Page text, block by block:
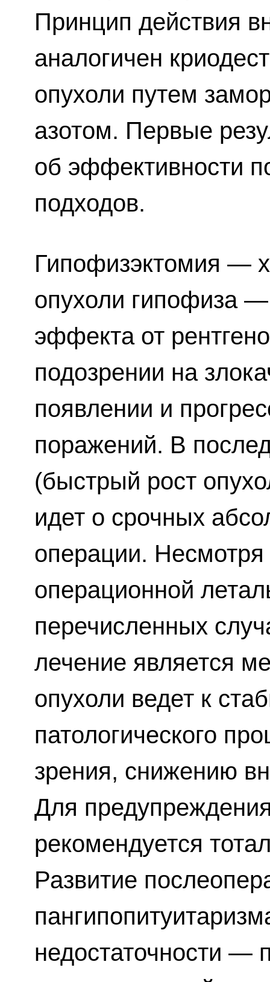
Принцип действия
аналогичен
опухоли путем
азотом. Первые
об эффективности
подходов.
Гипофизэктомия —
опухоли гипофиза —
эффекта от
подозрении на
появлении и
поражений. В
(быстрый рост
идет о срочных
операции.
операционной
перечисленных
лечение является
опухоли ведет к
патологического
зрения, снижению
Для
рекомендуется
Развитие
недостаточности —